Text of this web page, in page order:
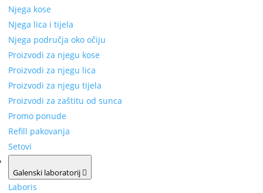
Njega kose
Njega lica i tijela
Njega područja oko očiju
Proizvodi za njegu kose
Proizvodi za njegu lica
Proizvodi za njegu tijela
Proizvodi za zaštitu od sunca
Promo ponude
Refill pakovanja
Setovi
Galenski laboratorij
Laboris